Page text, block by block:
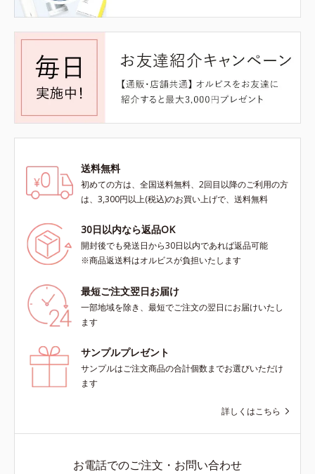
送料無料
初めての方は、全国送料無料、2回目以降のご利用の方
は、3,300円以上(税込)のお買い上げで、送料無料
30日以内なら返品OK
開封後でも発送日から30日以内であれば返品可能
※商品返送料はオルビスが負担いたします
最短ご注文翌日お届け
一部地域を除き、最短でご注文の翌日にお届けいたし
ます
サンプルプレゼント
サンプルはご注文商品の合計個数までお選びいただけ
ます
詳しくはこちら
お電話でのご注文・お問い合わせ